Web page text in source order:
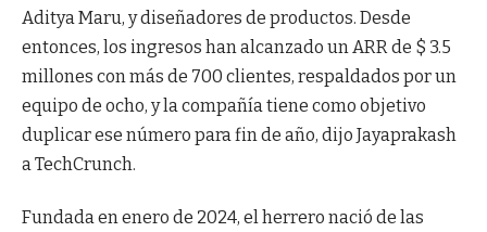
Aditya Maru, y diseñadores de productos. Desde
entonces, los ingresos han alcanzado un ARR de $ 3.5
millones con más de 700 clientes, respaldados por un
equipo de ocho, y la compañía tiene como objetivo
duplicar ese número para fin de año, dijo Jayaprakash
a TechCrunch.
Fundada en enero de 2024, el herrero nació de las